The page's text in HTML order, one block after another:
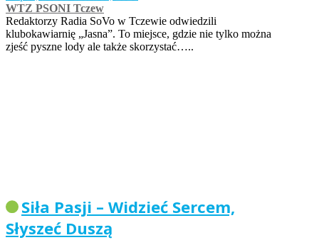
WTZ PSONI Tczew
Redaktorzy Radia SoVo w Tczewie odwiedzili
klubokawiarnię „Jasna”. To miejsce, gdzie nie tylko można
zjeść pyszne lody ale także skorzystać…..
Siła Pasji – Widzieć Sercem,
Słyszeć Duszą